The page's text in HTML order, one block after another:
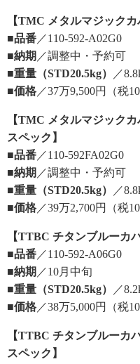
【TMC メタルマジック
■品番 ／110-592-A02G0
■納期 ／調整中・予約可
■重量（STD20.5kg）
／
■価格 ／37万9,500円（税
【TMC メタルマジック
スペック】
■品番 ／110-592FA02G0
■納期 ／調整中・予約可
■重量（STD20.5kg）
／
■価格 ／39万2,700円（税
【TTBC チタンブルーカ
■品番 ／110-592-A06G0
■納期 ／10月中旬
■重量（STD20.5kg）
／
■価格 ／38万5,000円（税
【TTBC チタンブルーカ
スペック】